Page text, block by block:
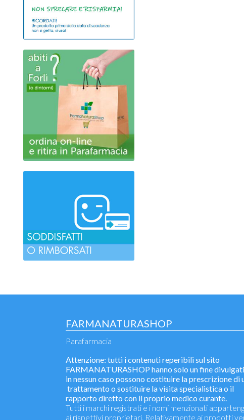
FARMANATURASHOP
Parafarmacia
Attenzione: tutti i contenuti reperibili sul sito
FARMANATURASHOP hanno solo un fine
in nessun caso possono costituire la prescrizione di
trattamento o sostituire la visita specialistica o il
rapporto diretto con il proprio medico curante.
Tutti i marchi registrati e i nomi menzionati
ai rispettivi proprietari. Relativamente ai prodotti